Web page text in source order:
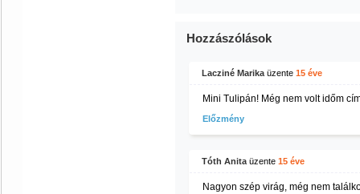
Hozzászólások
Lacziné Marika üzente 15 éve
Mini Tulipán! Még nem volt időm
Előzmény
Tóth Anita üzente 15 éve
Nagyon szép virág, még nem